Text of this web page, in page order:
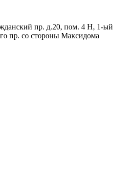
пр. д.20, пом. 4 Н, 1-ый
пр. со стороны Максидома